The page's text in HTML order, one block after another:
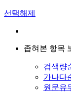
선택해제
좁혀본 항목
검색량
가나다
원문유